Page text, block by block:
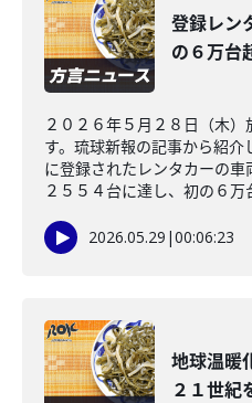
登録レン
の６万台
２０２６年５月２８日（木
す。琉球新報の記事から紹
に登録されたレンタカーの
２５５４台に達し、初の６万
2026.05.29 |00:06:23
地球温暖
２１世紀